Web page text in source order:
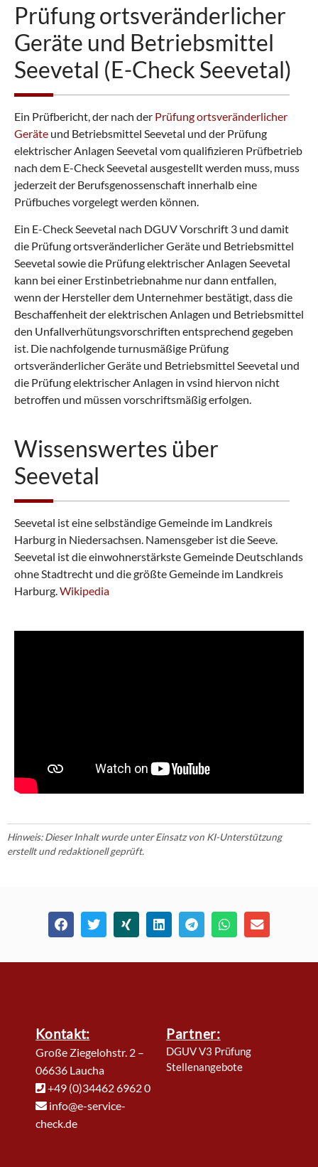
Prüfung ortsveränderlicher
Geräte und Betriebsmittel
Seevetal (E-Check Seevetal)
Ein Prüfbericht, der nach der Prüfung ortsveränderlicher
Geräte und Betriebsmittel Seevetal und der Prüfung
elektrischer Anlagen Seevetal vom qualifizieren Prüfbetrieb
nach dem E-Check Seevetal ausgestellt werden muss, muss
jederzeit der Berufsgenossenschaft innerhalb eine
Prüfbuches vorgelegt werden können.
Ein E-Check Seevetal nach DGUV Vorschrift 3 und damit
die Prüfung ortsveränderlicher Geräte und Betriebsmittel
Seevetal sowie die Prüfung elektrischer Anlagen Seevetal
kann bei einer Erstinbetriebnahme nur dann entfallen,
wenn der Hersteller dem Unternehmer bestätigt, dass die
Beschaffenheit der elektrischen Anlagen und Betriebsmittel
den Unfallverhütungsvorschriften entsprechend gegeben
ist. Die nachfolgende turnusmäßige Prüfung
ortsveränderlicher Geräte und Betriebsmittel Seevetal und
die Prüfung elektrischer Anlagen in vsind hiervon nicht
betroffen und müssen vorschriftsmäßig erfolgen.
Wissenswertes über
Seevetal
Seevetal ist eine selbständige Gemeinde im Landkreis
Harburg in Niedersachsen. Namensgeber ist die Seeve.
Seevetal ist die einwohnerstärkste Gemeinde Deutschlands
ohne Stadtrecht und die größte Gemeinde im Landkreis
Harburg. Wikipedia
Hinweis: Dieser Inhalt wurde unter Einsatz von KI-Unterstützung
erstellt und redaktionell geprüft.
Kontakt:
Große Ziegelohstr. 2 –
06636 Laucha
+49 (0)34462 6962 0
info@e-service-
check.de
Partner:
DGUV V3 Prüfung
Stellenangebote